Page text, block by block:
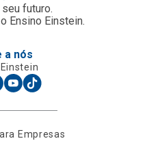
futuro.
Ensino Einstein.
a nós
Empresas